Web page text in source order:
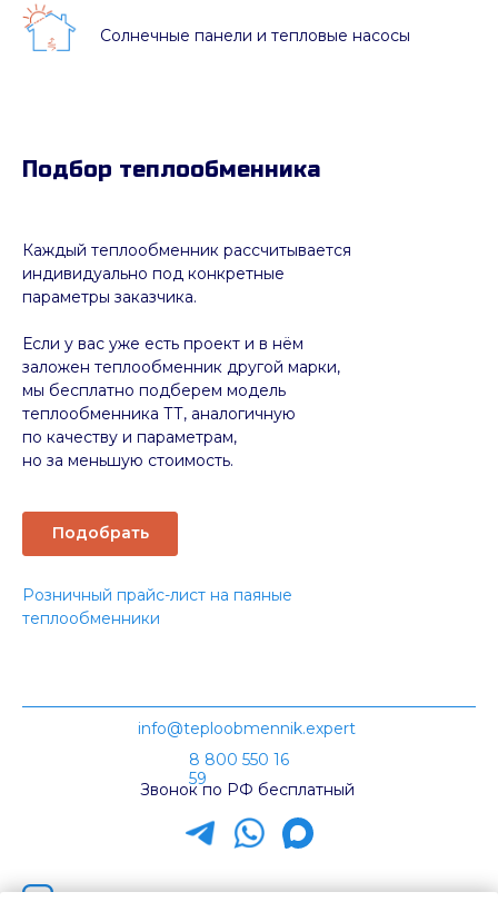
Солнечные панели и тепловые насосы
Подбор теплообменника
Подобрать
Каждый теплообменник рассчитывается
индивидуально под конкретные
параметры заказчика.
Если у вас уже есть проект и в нём
заложен теплообменник другой марки,
мы бесплатно подберем модель
теплообменника ТТ, аналогичную
по качеству и параметрам,
но за меньшую стоимость.
Розничный прайс-лист на паяные
теплообменники
Звонок по РФ бесплатный
8 800 550 16
59
info@teploobmennik.expert